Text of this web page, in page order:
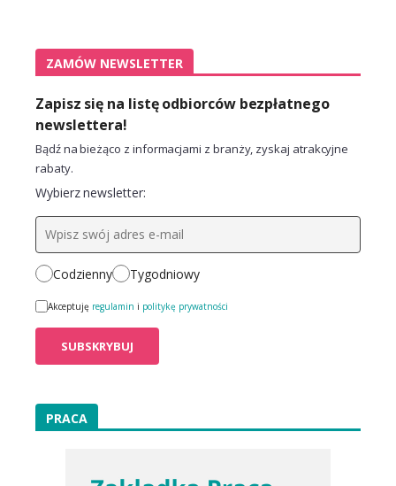
ZAMÓW NEWSLETTER
Zapisz się na listę odbiorców bezpłatnego
newslettera!
Bądź na bieżąco z informacjami z branży, zyskaj atrakcyjne
rabaty.
Wybierz newsletter:
Codzienny Tygodniowy
Akceptuję regulamin i politykę prywatności
PRACA